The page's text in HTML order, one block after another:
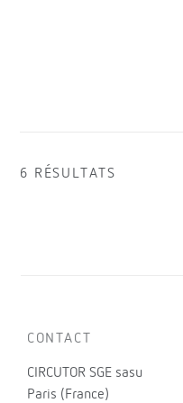
6 RÉSULTATS
CONTACT
CIRCUTOR SGE sasu
Paris (France)